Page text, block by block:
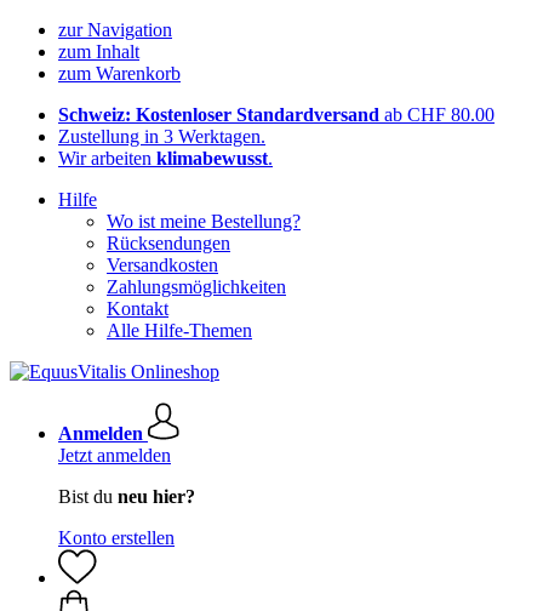
zur Navigation
zum Inhalt
zum Warenkorb
Schweiz: Kostenloser Standardversand ab CHF 80.00
Zustellung in 3 Werktagen.
Wir arbeiten klimabewusst.
Hilfe
Wo ist meine Bestellung?
Rücksendungen
Versandkosten
Zahlungsmöglichkeiten
Kontakt
Alle Hilfe-Themen
Anmelden
Jetzt anmelden
Bist du neu hier?
Konto erstellen